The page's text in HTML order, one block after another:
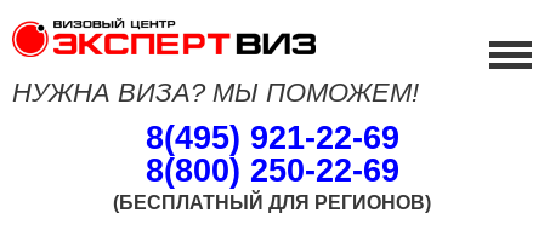
НУЖНА ВИЗА? МЫ ПОМОЖЕМ!
8(495) 921-22-69
8(800) 250-22-69
(БЕСПЛАТНЫЙ ДЛЯ РЕГИОНОВ)